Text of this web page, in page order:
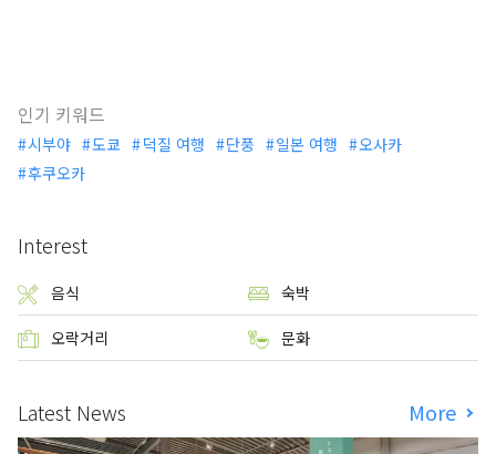
인기 키워드
시부야 도쿄 덕질 여행 단풍 일본 여행
오사카
후쿠오카
Interest
음식 숙박
오락거리 문화
Latest News More